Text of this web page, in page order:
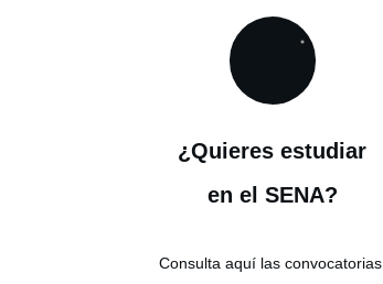
¿Quieres estudiar
en el SENA?
Consulta aquí las convocatorias,